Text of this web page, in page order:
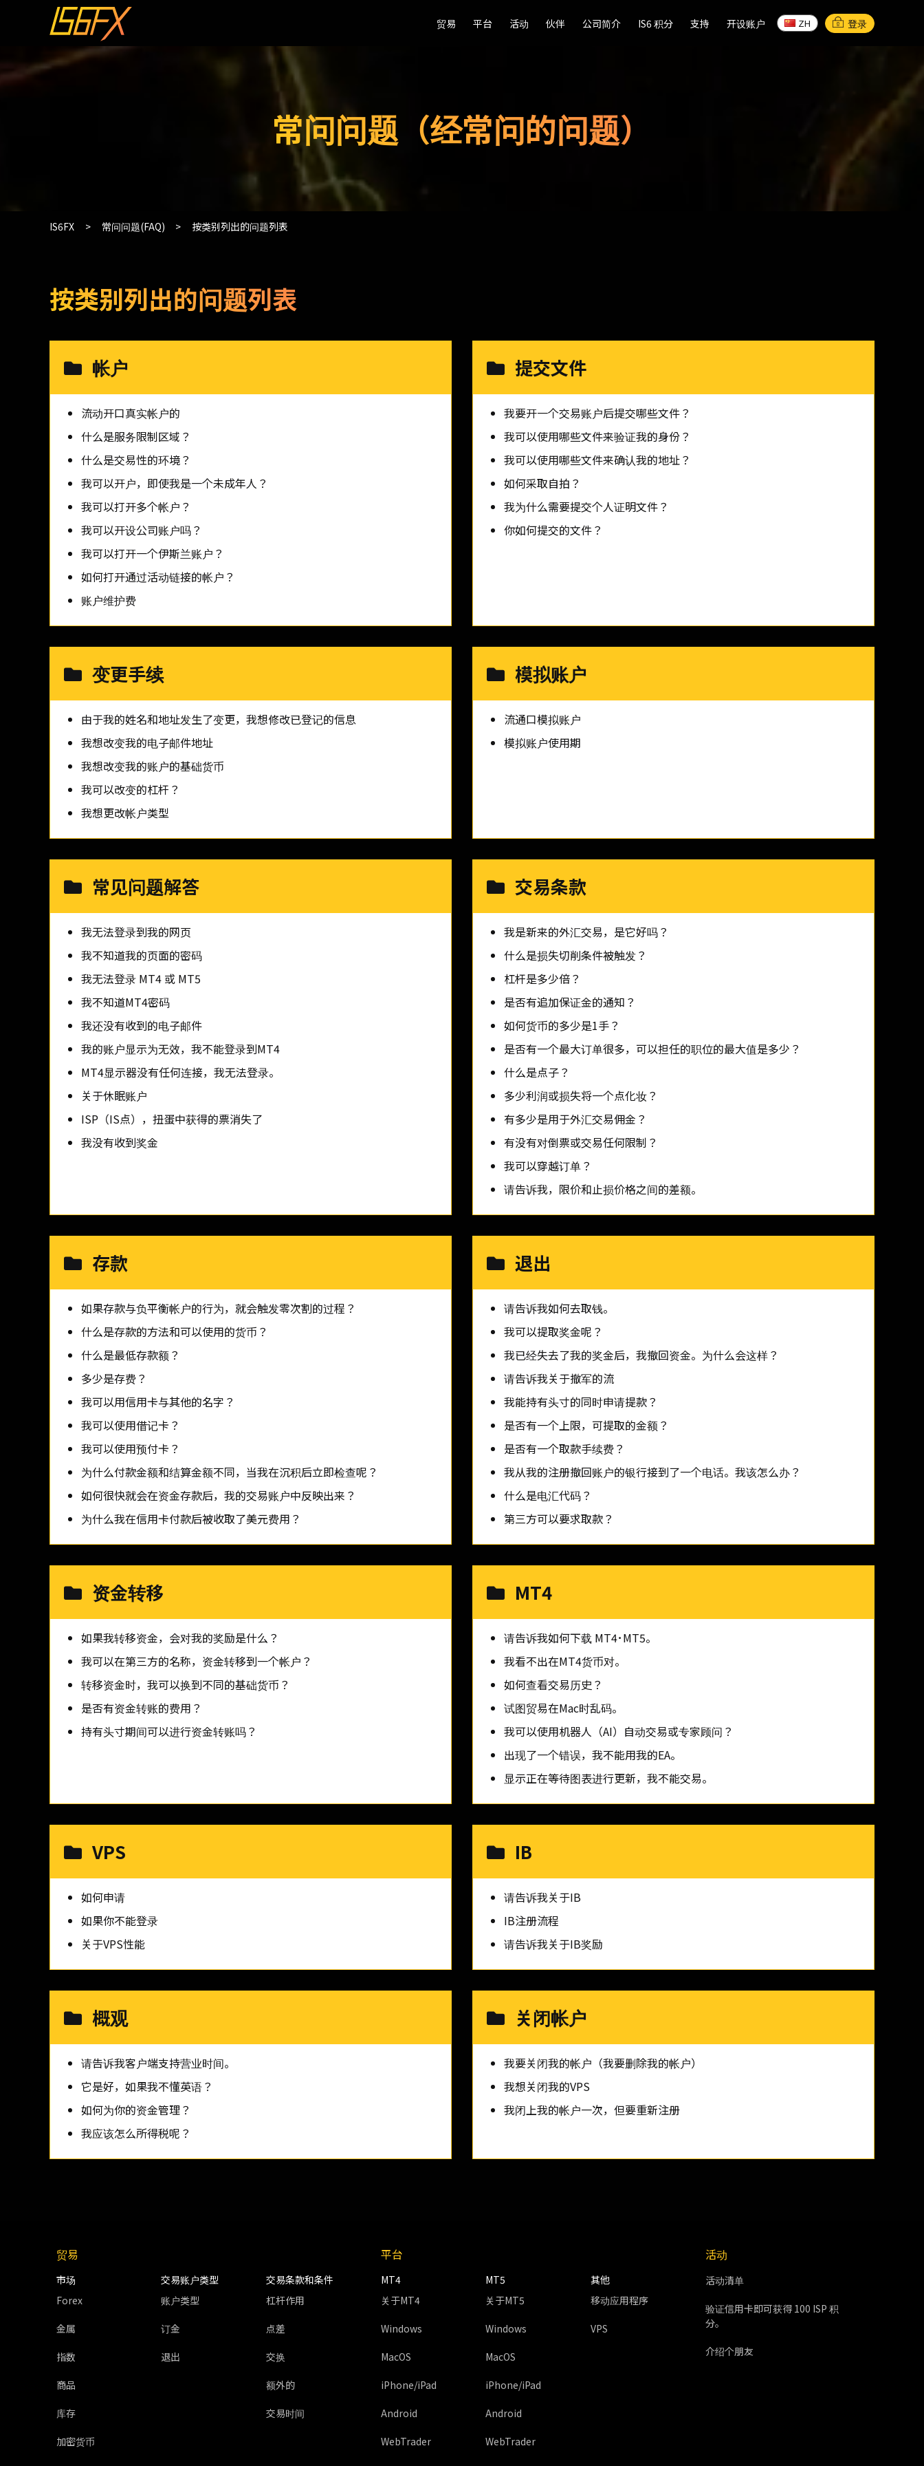
贸易 平台 活动 伙伴 公司简介 IS6 积分 支持 开设账户 ZH 登录
常问问题（经常问的问题）
IS6FX 常问问题(FAQ) 按类别列出的问题列表
按类别列出的问题列表
帐户
流动开口真实帐户的
什么是服务限制区域？
什么是交易性的环境？
我可以开户，即使我是一个未成年人？
我可以打开多个帐户？
我可以开设公司账户吗？
我可以打开一个伊斯兰账户？
如何打开通过活动链接的帐户？
账户维护费
提交文件
我要开一个交易账户后提交哪些文件？
我可以使用哪些文件来验证我的身份？
我可以使用哪些文件来确认我的地址？
如何采取自拍？
我为什么需要提交个人证明文件？
你如何提交的文件？
变更手续
由于我的姓名和地址发生了变更，我想修改已登记的信息
我想改变我的电子邮件地址
我想改变我的账户的基础货币
我可以改变的杠杆？
我想更改帐户类型
模拟账户
流通口模拟账户
模拟账户使用期
常见问题解答
我无法登录到我的网页
我不知道我的页面的密码
我无法登录 MT4 或 MT5
我不知道MT4密码
我还没有收到的电子邮件
我的账户显示为无效，我不能登录到MT4
MT4显示器没有任何连接，我无法登录。
关于休眠账户
ISP（IS点），扭蛋中获得的票消失了
我没有收到奖金
交易条款
我是新来的外汇交易，是它好吗？
什么是损失切削条件被触发？
杠杆是多少倍？
是否有追加保证金的通知？
如何货币的多少是1手？
是否有一个最大订单很多，可以担任的职位的最大值是多少？
什么是点子？
多少利润或损失将一个点化妆？
有多少是用于外汇交易佣金？
有没有对倒票或交易任何限制？
我可以穿越订单？
请告诉我，限价和止损价格之间的差额。
存款
如果存款与负平衡帐户的行为，就会触发零次割的过程？
什么是存款的方法和可以使用的货币？
什么是最低存款额？
多少是存费？
我可以用信用卡与其他的名字？
我可以使用借记卡？
我可以使用预付卡？
为什么付款金额和结算金额不同，当我在沉积后立即检查呢？
如何很快就会在资金存款后，我的交易账户中反映出来？
为什么我在信用卡付款后被收取了美元费用？
退出
请告诉我如何去取钱。
我可以提取奖金呢？
我已经失去了我的奖金后，我撤回资金。为什么会这样？
请告诉我关于撤军的流
我能持有头寸的同时申请提款？
是否有一个上限，可提取的金额？
是否有一个取款手续费？
我从我的注册撤回账户的银行接到了一个电话。我该怎么办？
什么是电汇代码？
第三方可以要求取款？
资金转移
如果我转移资金，会对我的奖励是什么？
我可以在第三方的名称，资金转移到一个帐户？
转移资金时，我可以换到不同的基础货币？
是否有资金转账的费用？
持有头寸期间可以进行资金转账吗？
MT4
请告诉我如何下载 MT4･MT5。
我看不出在MT4货币对。
如何查看交易历史？
试图贸易在Mac时乱码。
我可以使用机器人（AI）自动交易或专家顾问？
出现了一个错误，我不能用我的EA。
显示正在等待图表进行更新，我不能交易。
VPS
如何申请
如果你不能登录
关于VPS性能
IB
请告诉我关于IB
IB注册流程
请告诉我关于IB奖励
概观
请告诉我客户端支持营业时间。
它是好，如果我不懂英语？
如何为你的资金管理？
我应该怎么所得税呢？
关闭帐户
我要关闭我的帐户（我要删除我的帐户）
我想关闭我的VPS
我闭上我的帐户一次，但要重新注册
贸易
市场
Forex
金属
指数
商品
库存
加密货币
交易账户类型
账户类型
订金
退出
交易条款和条件
杠杆作用
点差
交换
额外的
交易时间
平台
MT4
关于MT4
Windows
MacOS
iPhone/iPad
Android
WebTrader
MT5
关于MT5
Windows
MacOS
iPhone/iPad
Android
WebTrader
其他
移动应用程序
VPS
活动
活动清单
验证信用卡即可获得 100 ISP 积
分。
介绍个朋友
贸易 平台 活动 伙伴 公司简介 IS6 积分 支持 开设账户 ZH